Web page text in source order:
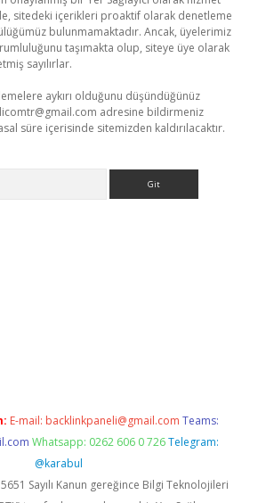
sitedeki içerikleri proaktif olarak denetleme
bulunmamaktadır. Ancak, üyelerimiz
taşımakta olup, siteye üye olarak
sayılırlar.
aykırı olduğunu düşündüğünüz
adresine bildirmeniz
süre içerisinde sitemizden kaldırılacaktır.
E-mail: backlinkpaneli@gmail.com Teams:
Whatsapp: 0262 606 0 726 Telegram:
@karabul
Sayılı Kanun gereğince Bilgi Teknolojileri